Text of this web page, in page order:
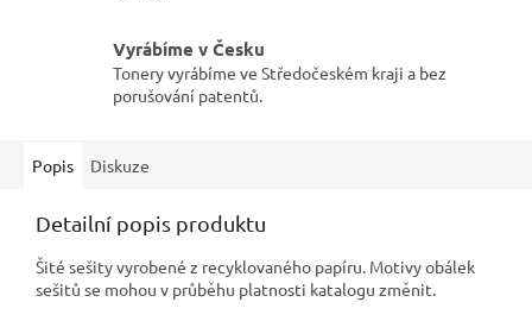
Vyrábíme v Česku
Tonery vyrábíme ve Středočeském kraji a bez
porušování patentů.
Popis Diskuze
Detailní popis produktu
Šité sešity vyrobené z recyklovaného papíru. Motivy obálek
sešitů se mohou v průběhu platnosti katalogu změnit.